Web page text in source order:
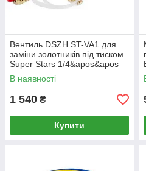
Вентиль DSZH ST-VA1 для
заміни золотників під тиском
Super Stars 1/4&apos&apos
SAE і 5/16&apos&apos SAE
В наявності
1 540 ₴
Купити